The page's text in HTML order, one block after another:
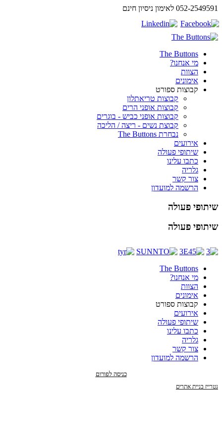
052-2549591 לאימון ניסיון חינם
The Buttons
מי אנחנו?
הצוות
אימונים
קבוצות ספורט
קבוצות טריאתלון
קבוצות אופני הרים
קבוצות אופני כביש - בוגרים
קבוצת נשים - ריצה / הליכה
נבחרת The Buttons
אירועים
שיתופי פעולה
כתבו עלינו
גלריה
צור קשר
הרשמה למועדון
שיתופי פעולה
שיתופי פעולה
The Buttons
מי אנחנו?
הצוות
אימונים
קבוצות ספורט
אירועים
שיתופי פעולה
כתבו עלינו
גלריה
צור קשר
הרשמה למועדון
כניסה לפורום
נטרייז בניית אתרים